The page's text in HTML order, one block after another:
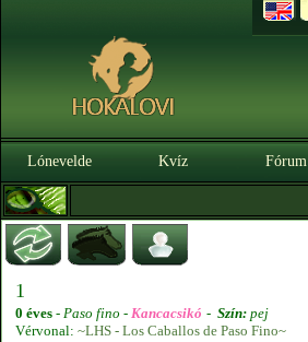
Lónevelde Kvíz Fórum
1
0 éves - Paso fino - Kancacsikó - Szín: pej
Vérvonal: ~LHS - Los Caballos de Paso Fino~